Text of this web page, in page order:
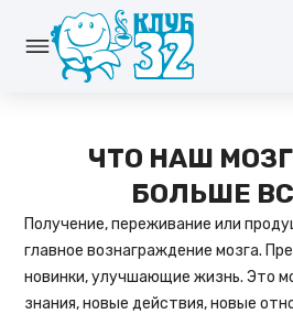
ЧТО НАШ
БОЛЬШЕ
Получение, переживание или
главное вознаграждение мозга.
новинки, улучшающие жизнь. Это
знания, новые действия, новые